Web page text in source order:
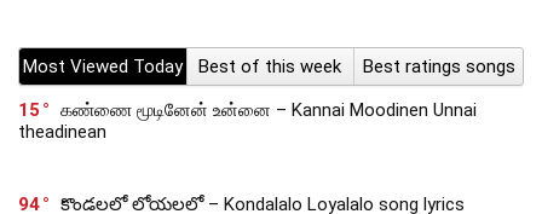
Most Viewed Today Best of this week
Best ratings songs
15
கண்ணை மூடினேன் உன்னை – Kannai Moodinen Unnai
theadinean
94 కొండలలో లోయలలో – Kondalalo Loyalalo song lyrics